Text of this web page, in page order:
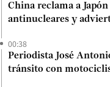
China reclama a
antinucleares y
00:38
Periodista José
tránsito con